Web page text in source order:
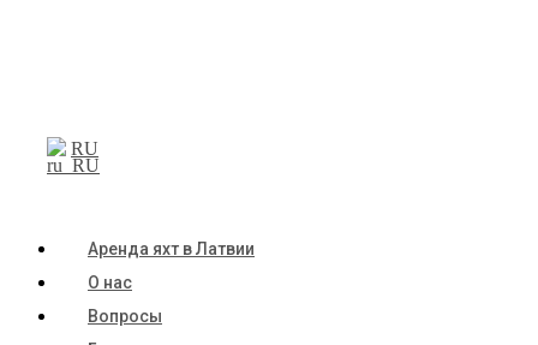
RU
Аренда яхт в Латвии
О нас
Вопросы